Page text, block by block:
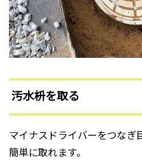
汚水枡を取る
マイナスドライバーをつなぎ
簡単に取れます。